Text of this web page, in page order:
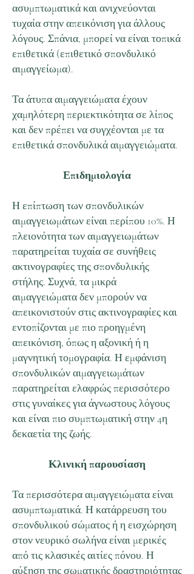
ασυμπτωματικά και ανιχνεύονται
τυχαία στην απεικόνιση για άλλους
λόγους. Σπάνια, μπορεί να είναι τοπικά
επιθετικά (επιθετικό σπονδυλικό
αιμαγγείωμα).
Τα άτυπα αιμαγγειώματα έχουν
χαμηλότερη περιεκτικότητα σε λίπος
και δεν πρέπει να συγχέονται με τα
επιθετικά σπονδυλικά αιμαγγειώματα.
Επιδημιολογία
Η επίπτωση των σπονδυλικών
αιμαγγειωμάτων είναι περίπου 10%. Η
πλειονότητα των αιμαγγειωμάτων
παρατηρείται τυχαία σε συνήθεις
ακτινογραφίες της σπονδυλικής
στήλης. Συχνά, τα μικρά
αιμαγγειώματα δεν μπορούν να
απεικονιστούν στις ακτινογραφίες και
εντοπίζονται με πιο προηγμένη
απεικόνιση, όπως η αξονική ή η
μαγνητική τομογραφία. Η εμφάνιση
σπονδυλικών αιμαγγειωμάτων
παρατηρείται ελαφρώς περισσότερο
στις γυναίκες για άγνωστους λόγους
και είναι πιο συμπτωματική στην 4η
δεκαετία της ζωής.
Κλινική παρουσίαση
Τα περισσότερα αιμαγγειώματα είναι
ασυμπτωματικά. Η κατάρρευση του
σπονδυλικού σώματος ή η εισχώρηση
στον νευρικό σωλήνα είναι μερικές
από τις κλασικές αιτίες πόνου. Η
αύξηση της σωματικής δραστηριότητας